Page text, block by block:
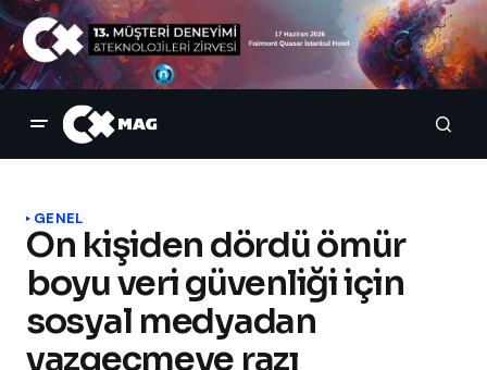
GENEL
On kişiden dördü ömür
boyu veri güvenliği için
sosyal medyadan
vazgeçmeye razı